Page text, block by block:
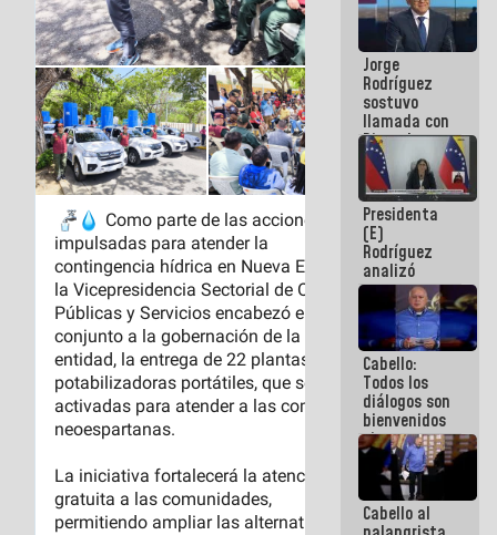
"Héroe de
Venezuela"
a servidores
públicos
Jorge
Rodríguez
sostuvo
llamada con
Dinorah
Figuera y
acuerdan
primer
encuentro
presencial
para el
diálogo
Presidenta
(E)
Rodríguez
analizó
junto a
gobernadores
planes de
recuperación
del Sistema
Eléctrico
Nacional
Cabello:
Todos los
diálogos son
bienvenidos
siempre que
estén en el
marco de la
Constitución
de la
Cabello al